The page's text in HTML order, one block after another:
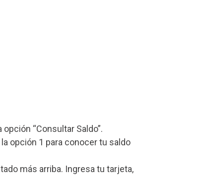
“Consultar Saldo”.
opción 1 para conocer tu saldo
más arriba. Ingresa tu tarjeta,